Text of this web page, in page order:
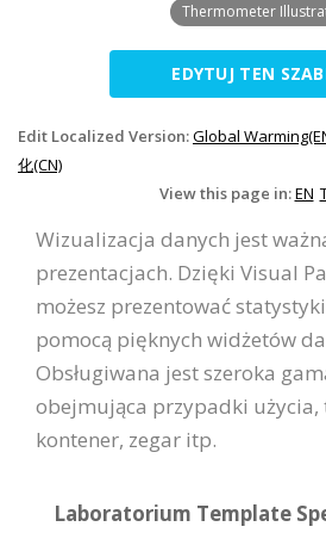
Thermometer
EDYTUJ TEN
Edit Localized Version:Global
化(CN)
View this page in:EN
Wizualizacja danych jest
prezentacjach. Dzięki Visual
możesz prezentować
pomocą pięknych widżetów
Obsługiwana jest szeroka
obejmująca przypadki użycia,
kontener, zegar itp.
Laboratorium Template